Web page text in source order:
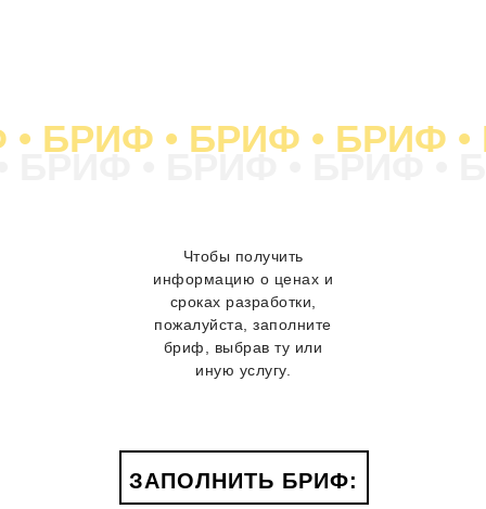
ЗАПОЛНИТЬ БРИФ:
Чтобы получить
информацию о ценах и
сроках разработки,
пожалуйста, заполните
бриф, выбрав ту или
иную услугу.
БРИФ • БРИФ • БРИФ
БРИФ • БРИФ • БРИФ •